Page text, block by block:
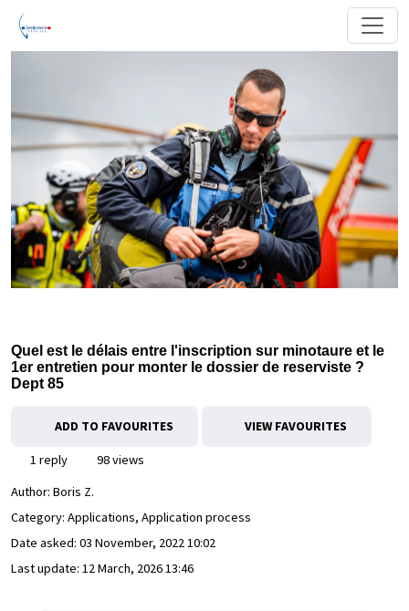
Quel est le délais entre l'inscription sur minotaure et le
1er entretien pour monter le dossier de reserviste ?
Dept 85
ADD TO FAVOURITES VIEW FAVOURITES
1 reply
98 views
Author: Boris Z.
Category: Applications, Application process
Date asked: 03 November, 2022 10:02
Last update: 12 March, 2026 13:46